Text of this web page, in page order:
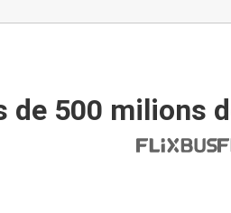
de 500 milions